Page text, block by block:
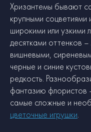
Хризантемы бывают
крупными
широкими или
десятками оттенков
вишневыми,
черные и синие
редкость.
фантазию флористов
самые сложные и
цветочные игрушки.